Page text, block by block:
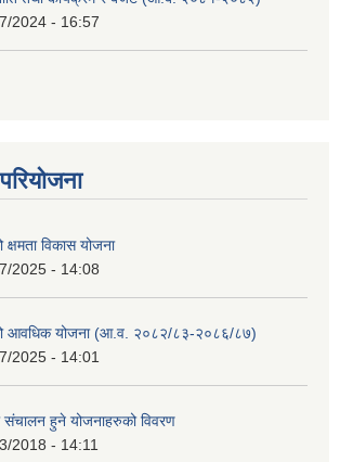
2024 - 16:57
विकास योजना
2025 - 14:08
आवधिक योजना (आ.व. २०८२/८३-२०८६/८७)
2025 - 14:01
हुने योजनाहरुको विवरण
2018 - 14:11